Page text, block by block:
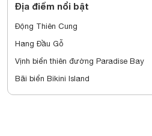
Địa điểm nổi bật
Động Thiên Cung
Hang Đầu Gỗ
Vịnh biển thiên đường Paradise Bay
Bãi biển Bikini Island